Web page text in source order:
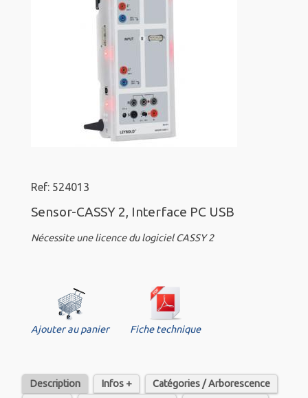
Ref: 524013
Sensor-CASSY 2, Interface PC USB
Nécessite une licence du logiciel CASSY 2
Ajouter au panier Fiche technique
Description Infos +
Catégories / Arborescence